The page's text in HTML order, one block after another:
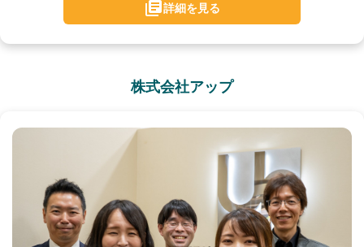
詳細を見る
株式会社アップ